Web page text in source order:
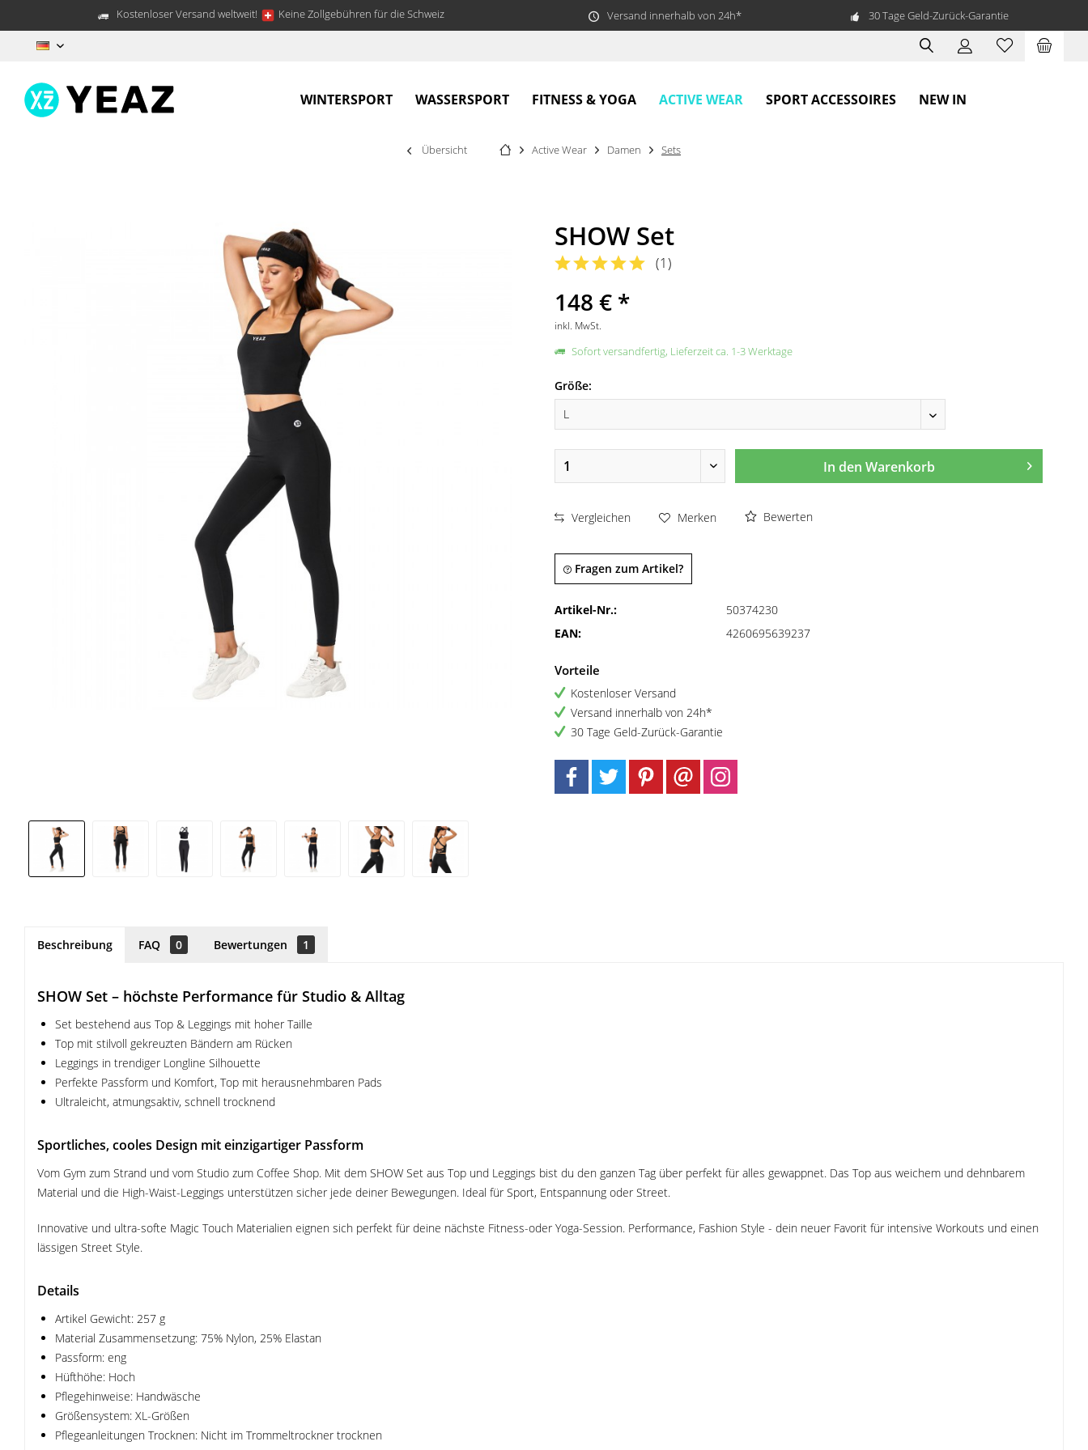
Kostenloser Versand weltweit! Keine Zollgebühren für die Schweiz Versand innerhalb von 24h* 30 Tage Geld-Zurück-Garantie
WINTERSPORT WASSERSPORT FITNESS & YOGA ACTIVE WEAR SPORT ACCESSOIRES NEW IN
Übersicht Active Wear Damen Sets
SHOW Set
(1)
148 € *
inkl. MwSt.
Sofort versandfertig, Lieferzeit ca. 1-3 Werktage
Größe:
In den Warenkorb
Vergleichen Merken Bewerten
Fragen zum Artikel?
Artikel-Nr.:
50374230
EAN:
4260695639237
Vorteile
Kostenloser Versand
Versand innerhalb von 24h*
30 Tage Geld-Zurück-Garantie
Beschreibung FAQ 0 Bewertungen 1
SHOW Set – höchste Performance für Studio & Alltag
Set bestehend aus Top & Leggings mit hoher Taille
Top mit stilvoll gekreuzten Bändern am Rücken
Leggings in trendiger Longline Silhouette
Perfekte Passform und Komfort, Top mit herausnehmbaren Pads
Ultraleicht, atmungsaktiv, schnell trocknend
Sportliches, cooles Design mit einzigartiger Passform
Vom Gym zum Strand und vom Studio zum Coffee Shop. Mit dem SHOW Set aus Top und Leggings bist du den ganzen Tag über perfekt für alles gewappnet. Das Top aus weichem und dehnbarem
Material und die High-Waist-Leggings unterstützen sicher jede deiner Bewegungen. Ideal für Sport, Entspannung oder Street.
Innovative und ultra-softe Magic Touch Materialien eignen sich perfekt für deine nächste Fitness-oder Yoga-Session. Performance, Fashion Style - dein neuer Favorit für intensive Workouts und einen
lässigen Street Style.
Details
Artikel Gewicht: 257 g
Material Zusammensetzung: 75% Nylon, 25% Elastan
Passform: eng
Hüfthöhe: Hoch
Pflegehinweise: Handwäsche
Größensystem: XL-Größen
Pflegeanleitungen Trocknen: Nicht im Trommeltrockner trocknen